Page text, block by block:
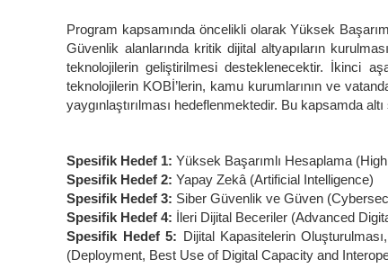
Program kapsamında öncelikli olarak Yüksek
Güvenlik alanlarında kritik dijital altyapıların
teknolojilerin geliştirilmesi desteklenecektir. İkinci
teknolojilerin KOBİ’lerin, kamu kurumlarının ve
yaygınlaştırılması hedeflenmektedir. Bu kapsamda
Spesifik Hedef 1:Yüksek Başarımlı Hesaplama
Spesifik Hedef 2: Yapay Zekâ (Artificial Intelligence)
Spesifik Hedef 3: Siber Güvenlik ve Güven
Spesifik Hedef 4: İleri Dijital Beceriler (Advanced
Spesifik Hedef 5: Dijital Kapasitelerin
(Deployment, Best Use of Digital Capacity and